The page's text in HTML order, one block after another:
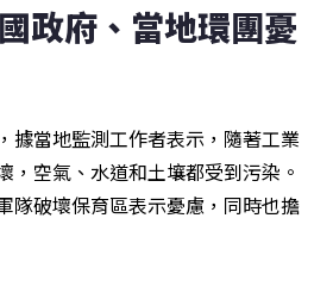
政府、當地環團憂
據當地監測工作者表示，隨著工業
，空氣、水道和土壤都受到污染。
隊破壞保育區表示憂慮，同時也擔